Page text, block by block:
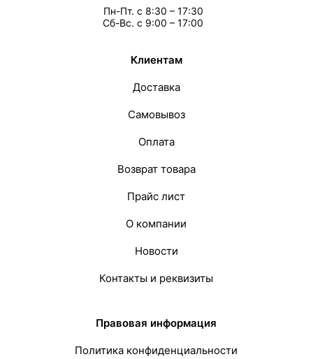
Пн-Пт. с 8:30 – 17:30
Сб-Вс. с 9:00 – 17:00
Клиентам
Доставка
Самовывоз
Оплата
Возврат товара
Прайс лист
О компании
Новости
Контакты и реквизиты
Правовая информация
Политика конфиденциальности